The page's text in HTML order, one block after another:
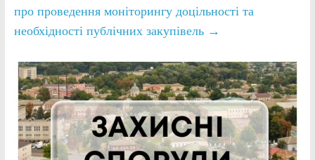
про проведення моніторингу доцільності та
необхідності публічних закупівель →